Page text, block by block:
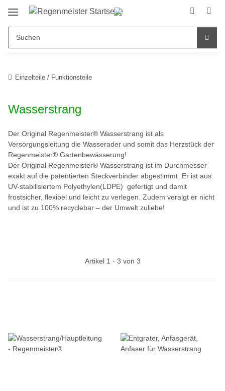
Einzelteile / Funktionsteile
Wasserstrang
Der Original Regenmeister® Wasserstrang ist als
Versorgungsleitung die Wasserader und somit das Herzstück der
Regenmeister® Gartenbewässerung!
Der Original Regenmeister® Wasserstrang ist im Durchmesser
exakt auf die patentierten Steckverbinder abgestimmt. Er ist aus
UV-stabilisiertem Polyethylen(LDPE) gefertigt und damit
frostsicher, flexibel und leicht zu verlegen. Zudem veralgt er nicht
und ist zu 100% recyclebar – der Umwelt zuliebe!
Artikel 1 - 3 von 3